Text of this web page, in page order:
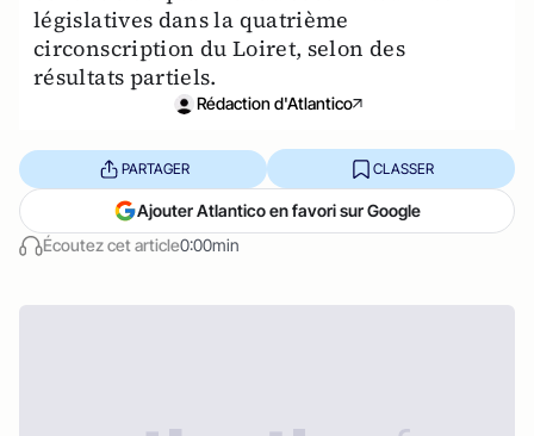
législatives dans la quatrième
circonscription du Loiret, selon des
résultats partiels.
Rédaction d'Atlantico
Écoutez cet article0:00min
PARTAGER CLASSER
Ajouter Atlantico en favori sur Google